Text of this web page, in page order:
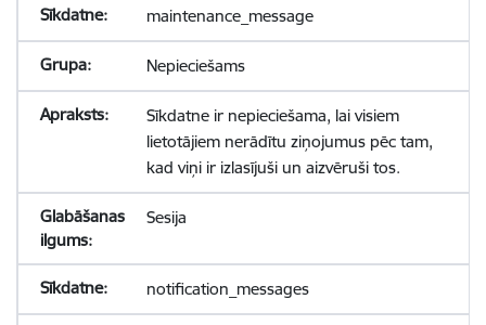
maintenance_message
Nepieciešams
Sīkdatne ir nepieciešama, lai visiem
lietotājiem nerādītu ziņojumus pēc tam,
kad viņi ir izlasījuši un aizvēruši tos.
Sesija
notification_messages